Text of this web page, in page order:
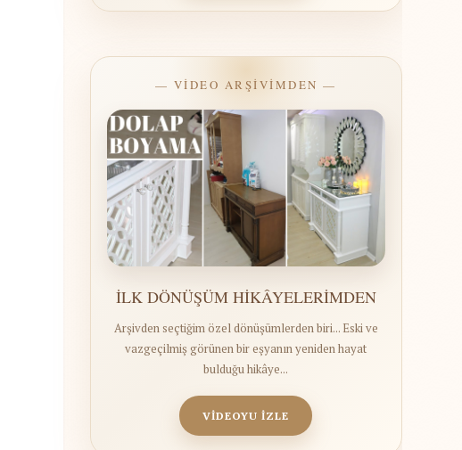
— VİDEO ARŞİVİMDEN —
İLK DÖNÜŞÜM HİKÂYELERİMDEN
Arşivden seçtiğim özel dönüşümlerden biri... Eski ve
vazgeçilmiş görünen bir eşyanın yeniden hayat
bulduğu hikâye...
VİDEOYU İZLE